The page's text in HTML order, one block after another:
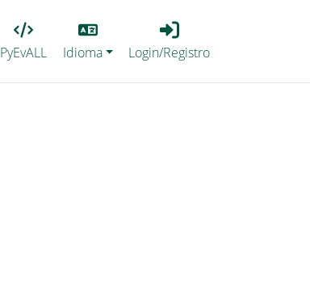
PyEvALL
Lang
Idioma
Login_Registro
Login/Registro